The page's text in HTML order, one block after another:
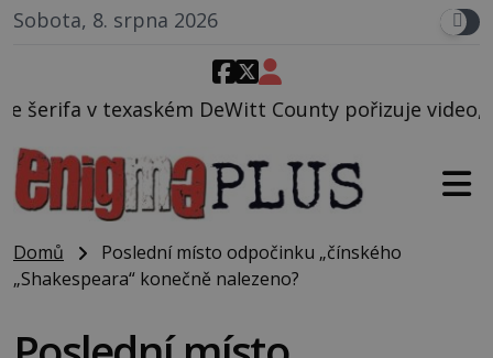
Sobota, 8. srpna 2026
County pořizuje video, na kterém před jeho
Domů
Poslední místo odpočinku „čínského
„Shakespeara“ konečně nalezeno?